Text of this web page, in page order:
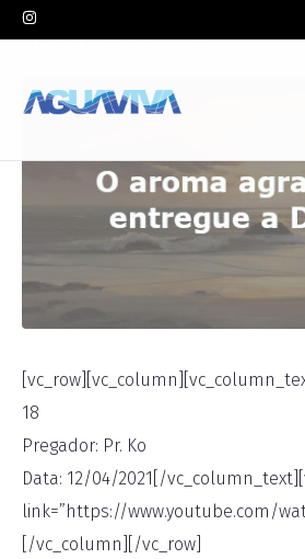
InPr. Ko Leave a comment
18
Pregador: Pr. Ko
Data: 12/04/2021[/
link=”https://www.youtube.com/
[/vc_column][/vc_row]